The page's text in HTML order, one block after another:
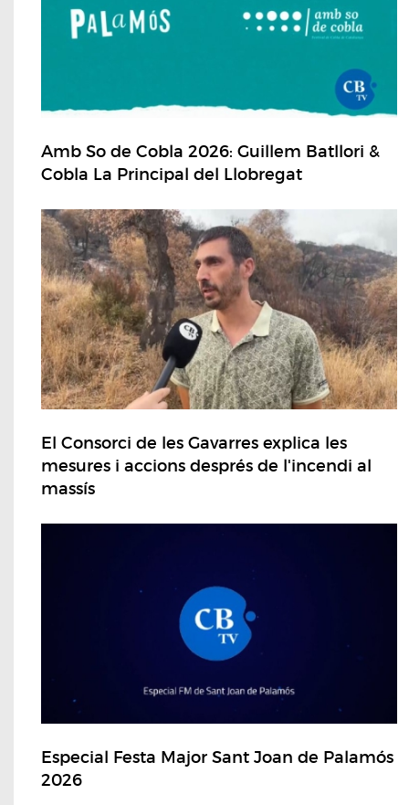
Amb So de Cobla 2026: Guillem Batllori &
Cobla La Principal del Llobregat
El Consorci de les Gavarres explica les
mesures i accions després de l'incendi al
massís
Especial Festa Major Sant Joan de Palamós
2026